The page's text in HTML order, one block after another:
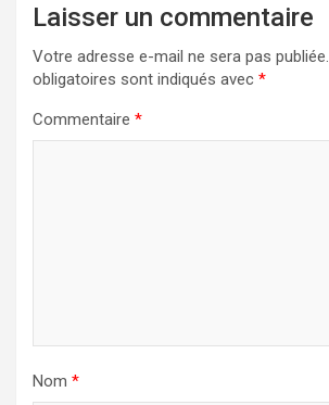
Laisser un commentaire
Votre adresse e-mail ne sera pas publiée.
obligatoires sont indiqués avec *
Commentaire *
Nom *